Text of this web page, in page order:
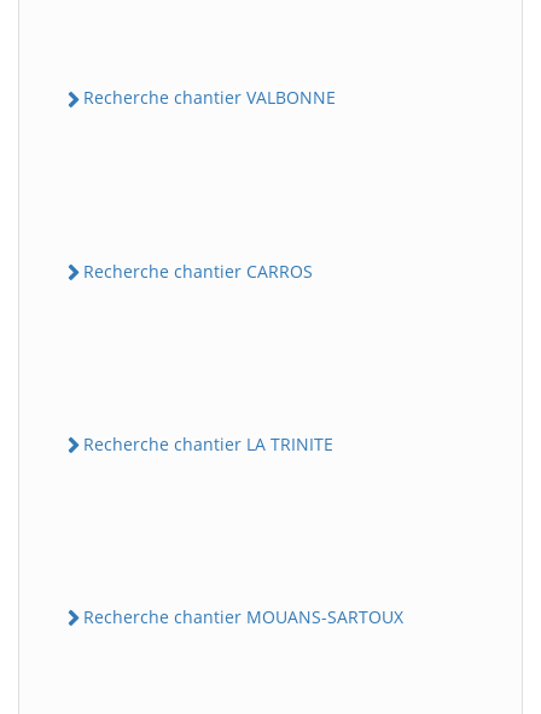
Recherche chantier VALBONNE
Recherche chantier CARROS
Recherche chantier LA TRINITE
Recherche chantier MOUANS-SARTOUX